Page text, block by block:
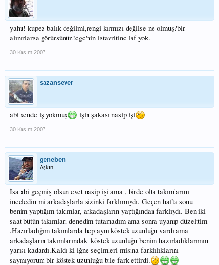
yahu! kupez balık değilmi,rengi kırmızı değilse ne olmuş?bir
alınırlarsa görürsünüz!ege'nin istavritine laf yok.
30 Kasım 2007
sazansever
abi sende iş yokmuş işin şakası nasip işi
30 Kasım 2007
geneben
Aşkın
İsa abi geçmiş olsun evet nasip işi ama , birde olta takımlarını
inceledin mi arkadaşlarla sizinki farklımıydı. Geçen hafta sonu
benim yaptığım takımlar, arkadaşların yaptığından farklıydı. Ben iki
saat bütün takımları denedim tutamadım ama sonra uyanıp düzelttim
.Hazırladığım takımlarda hep aynı köstek uzunluğu vardı ama
arkadaşların takımlarındaki köstek uzunluğu benim hazırladıklarımın
yarısı kadardı.Kaldı ki iğne seçimleri misina farklılıklarını
saymıyorum bir köstek uzunluğu bile fark ettirdi.